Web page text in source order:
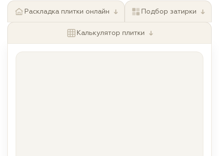
Раскладка плитки онлайн ↓ Подбор затирки ↓
Калькулятор плитки ↓